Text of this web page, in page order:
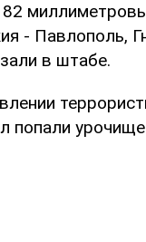
- Павлополь,
в штабе.
попали